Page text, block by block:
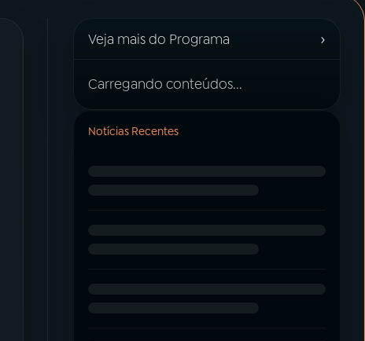
Veja mais do Programa ›
Carregando conteúdos...
Notícias Recentes